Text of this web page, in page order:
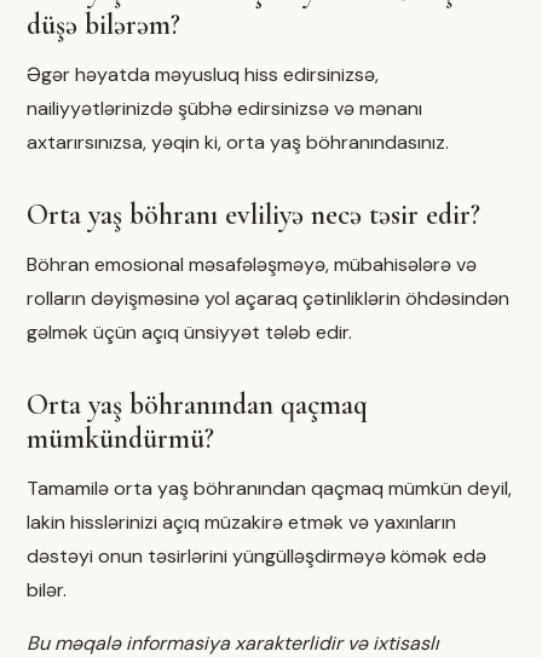
düşə bilərəm?
Əgər həyatda məyusluq hiss edirsinizsə,
nailiyyətlərinizdə şübhə edirsinizsə və mənanı
axtarırsınızsa, yəqin ki, orta yaş böhranındasınız.
Orta yaş böhranı evliliyə necə təsir edir?
Böhran emosional məsafələşməyə, mübahisələrə və
rolların dəyişməsinə yol açaraq çətinliklərin öhdəsindən
gəlmək üçün açıq ünsiyyət tələb edir.
Orta yaş böhranından qaçmaq
mümkündürmü?
Tamamilə orta yaş böhranından qaçmaq mümkün deyil,
lakin hisslərinizi açıq müzakirə etmək və yaxınların
dəstəyi onun təsirlərini yüngülləşdirməyə kömək edə
bilər.
Bu məqalə informasiya xarakterlidir və ixtisaslı